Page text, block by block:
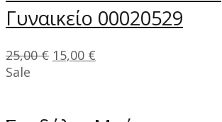
Γυναικείο 00020529
25,00€ 15,00 €
Sale